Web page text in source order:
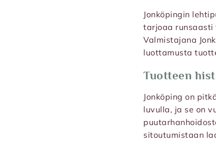
Jonköpingin
tarjoaa runsaasti
Valmistajana
luottamusta
Tuotteen
Jonköping on
luvulla, ja se on
sitoutumistaan